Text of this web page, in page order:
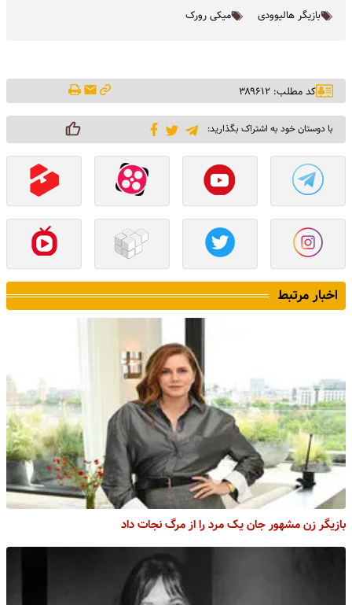
بازیگر هالیوودی میکی رورک
کد مطلب: ۳۸۹۶۱۲
با دوستان خود به اشتراک بگذارید:
اخبار مرتبط
بازیگر زن مشهور جان یک مرد را از مرگ نجات داد